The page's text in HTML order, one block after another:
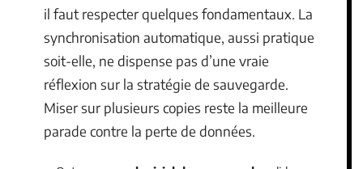
il faut respecter quelques fondamentaux. La
synchronisation automatique, aussi pratique
soit-elle, ne dispense pas d’une vraie
réflexion sur la stratégie de sauvegarde.
Miser sur plusieurs copies reste la meilleure
parade contre la perte de données.